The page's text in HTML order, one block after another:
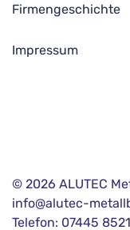
Firmengeschichte
Impressum
© 2026 ALUTEC
info@alutec-
Telefon: 07445